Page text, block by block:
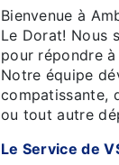
Bienvenue à
Le Dorat! Nous
pour répondre
Notre équipe
compatissante,
ou tout autre
Le Service de